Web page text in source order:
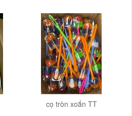
cọ tròn xoắn TT